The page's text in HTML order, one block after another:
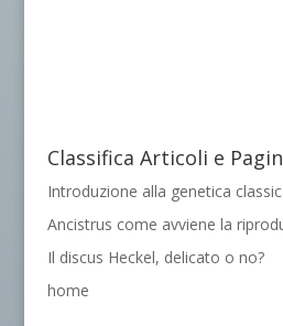
Classifica Articoli e
Introduzione alla genetica
Ancistrus come avviene la
Il discus Heckel, delicato o no?
home